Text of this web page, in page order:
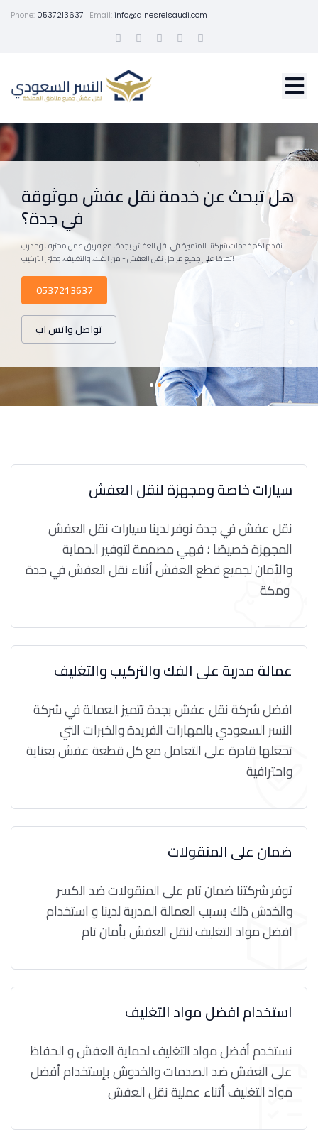
Phone: 0537213637 Email:info@alnesrelsaudi.com
هل تبحث عن خدمة نقل عفش موثوقة
في جدة؟
نقدم لكم خدمات شركتنا المتميزة في نقل العفش بجدة. مع فريق عمل محترف ومدرب
تمامًا على جميع مراحل نقل العفش - من الفك، والتغليف، وحتى التركيب!
0537213637
تواصل واتس اب
سيارات خاصة ومجهزة لنقل العفش
نقل عفش في جدة نوفر لدينا سيارات نقل العفش
المجهزة خصيصًا ؛ فهي مصممة لتوفير الحماية
والأمان لجميع قطع العفش أثناء نقل العفش في جدة
عمالة مدربة على الفك والتركيب والتغليف
افضل شركة نقل عفش بجدة تتميز العمالة في شركة
النسر السعودي بالمهارات الفريدة والخبرات التي
تجعلها قادرة على التعامل مع كل قطعة عفش بعناية
واحترافية
ضمان على المنقولات
توفر شركتنا ضمان تام على المنقولات ضد الكسر
والخدش ذلك بسبب العمالة المدربة لدينا و استخدام
افضل مواد التغليف لنقل العفش بأمان تام
استخدام افضل مواد التغليف
نستخدم أفضل مواد التغليف لحماية العفش و الحفاظ
على العفش ضد الصدمات والخدوش بإستخدام أفضل
مواد التغليف أثناء عملية نقل العفش